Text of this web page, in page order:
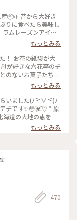
📦✈️ 昔から大好き
りに食べたら美味し
ムレーズンアイス
ート🍫とバターか
ヒット #クッキー #
洋菓子 #ひみつの絶
もっとみる
！ お花の紙袋が大
が好きな六花亭のチ
のないお菓子たちを
うことかな…とか思
こんこのチーズ
した〜😊♥️ ここに1
でした😆
もっとみる
らいました(ﾉ≧∀≦)ﾉ
チです✨😳💓💘 * 原
海道の大地の恵をし
っきりとわかりま
🧸 * 道外では絶対
海道 #六花亭 #六
やげ #おみやげ図
#しあわせおやつ #素
#カメラ #カメラ初
もっとみる
470